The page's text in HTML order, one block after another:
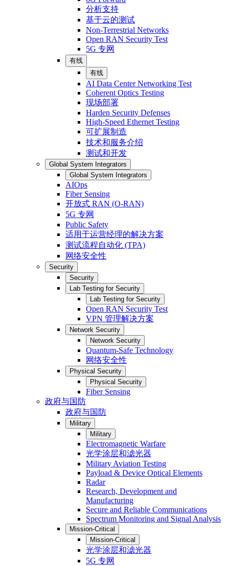
分析支持
基于云的测试
Non-Terrestrial Networks
Open RAN Security Test
5G 专网
有线
有线
AI Data Center Networking Test
Coherent Optics Testing
现场部署
Harden Security Defenses
High-Speed Ethernet Testing
可扩展制造
技术和服务介绍
测试和开发
Global System Integrators
Global System Integrators
AIOps
Fiber Sensing
开放式 RAN (O-RAN)
5G 专网
Public Safety
适用于运营经理的解决方案
测试流程自动化 (TPA)
网络安全性
Security
Security
Lab Testing for Security
Lab Testing for Security
Open RAN Security Test
VPN 管理解决方案
Network Security
Network Security
Quantum-Safe Technology
网络安全性
Physical Security
Physical Security
Fiber Sensing
政府与国防
政府与国防
Military
Military
Electromagnetic Warfare
光学涂层和滤光器
Military Aviation Testing
Payload & Device Optical Elements
Radar
Research, Development and
Manufacturing
Secure and Reliable Communications
Spectrum Monitoring and Signal Analysis
Mission-Critical
Mission-Critical
光学涂层和滤光器
5G 专网